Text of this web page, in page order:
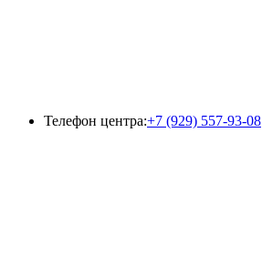
Телефон центра:+7 (929) 557-93-08